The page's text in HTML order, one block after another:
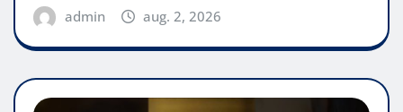
admin aug. 2, 2026